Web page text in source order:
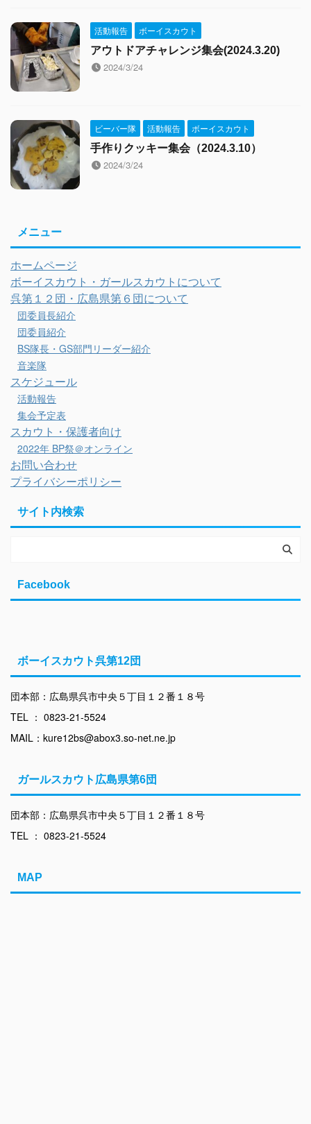
活動報告
ボーイスカウト
アウトドアチャレンジ集会(2024.3.20)
2024/3/24
ビーバー隊 活動報告
ボーイスカウト
手作りクッキー集会（2024.3.10）
2024/3/24
メニュー
ホームページ
ボーイスカウト・ガールスカウトについて
呉第１２団・広島県第６団について
団委員長紹介
団委員紹介
BS隊長・GS部門リーダー紹介
音楽隊
スケジュール
活動報告
集会予定表
スカウト・保護者向け
2022年 BP祭＠オンライン
お問い合わせ
プライバシーポリシー
サイト内検索
Facebook
ボーイスカウト呉第12団
団本部：広島県呉市中央５丁目１２番１８号
TEL ： 0823-21-5524
MAIL：kure12bs@abox3.so-net.ne.jp
ガールスカウト広島県第6団
団本部：広島県呉市中央５丁目１２番１８号
TEL ： 0823-21-5524
MAP